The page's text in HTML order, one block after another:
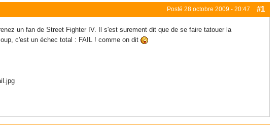
Posté 28 octobre 2009 - 20:47 #1
un fan de Street Fighter IV. Il s'est surement dit que de se faire tatouer la
c'est un échec total : FAIL ! comme on dit